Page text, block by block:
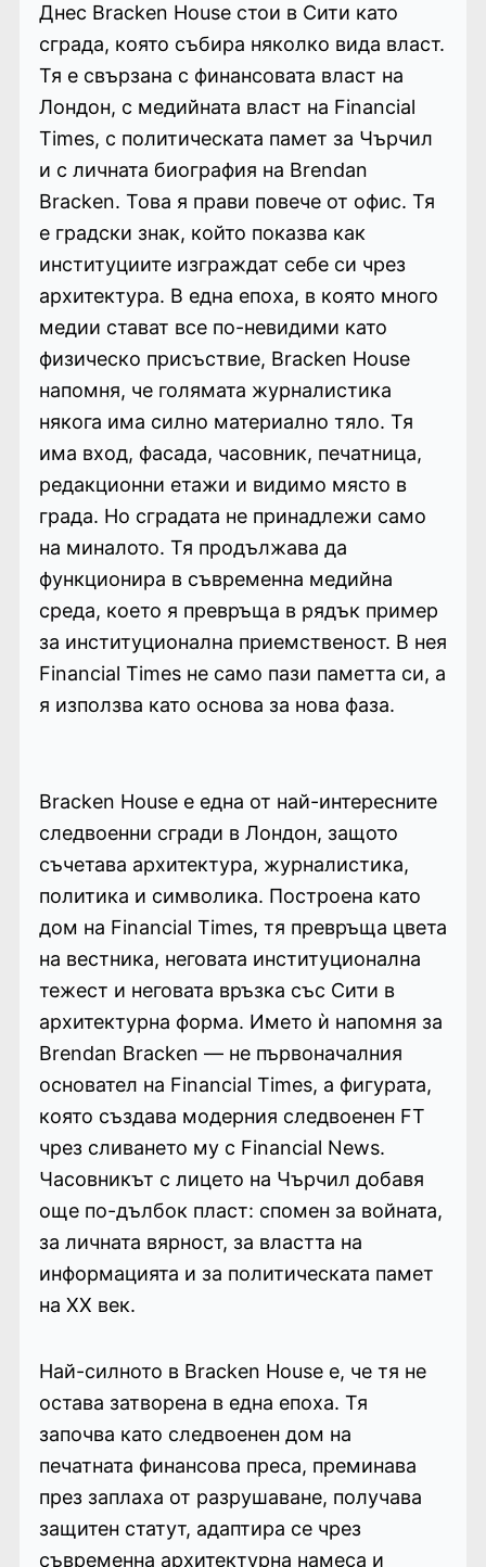
Днес Bracken House стои в Сити като
сграда, която събира няколко вида власт.
Тя е свързана с финансовата власт на
Лондон, с медийната власт на Financial
Times, с политическата памет за Чърчил
и с личната биография на Brendan
Bracken. Това я прави повече от офис. Тя
е градски знак, който показва как
институциите изграждат себе си чрез
архитектура. В една епоха, в която много
медии стават все по-невидими като
физическо присъствие, Bracken House
напомня, че голямата журналистика
някога има силно материално тяло. Тя
има вход, фасада, часовник, печатница,
редакционни етажи и видимо място в
града. Но сградата не принадлежи само
на миналото. Тя продължава да
функционира в съвременна медийна
среда, което я превръща в рядък пример
за институционална приемственост. В нея
Financial Times не само пази паметта си, а
я използва като основа за нова фаза.
Bracken House е една от най-интересните
следвоенни сгради в Лондон, защото
съчетава архитектура, журналистика,
политика и символика. Построена като
дом на Financial Times, тя превръща цвета
на вестника, неговата институционална
тежест и неговата връзка със Сити в
архитектурна форма. Името ѝ напомня за
Brendan Bracken — не първоначалния
основател на Financial Times, а фигурата,
която създава модерния следвоенен FT
чрез сливането му с Financial News.
Часовникът с лицето на Чърчил добавя
още по-дълбок пласт: спомен за войната,
за личната вярност, за властта на
информацията и за политическата памет
на XX век.
Най-силното в Bracken House е, че тя не
остава затворена в една епоха. Тя
започва като следвоенен дом на
печатната финансова преса, преминава
през заплаха от разрушаване, получава
защитен статут, адаптира се чрез
съвременна архитектурна намеса и